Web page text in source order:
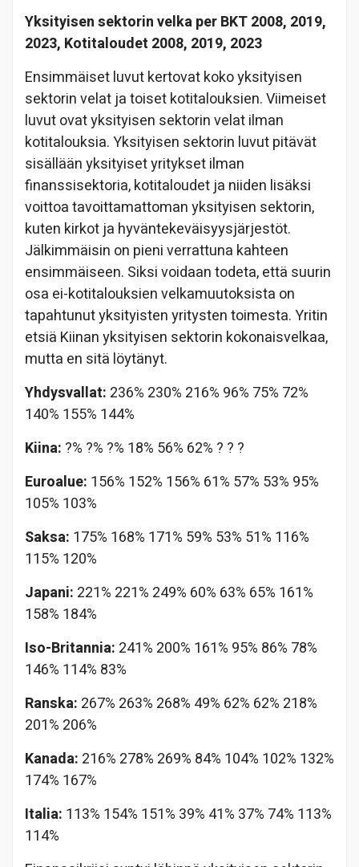
Yksityisen sektorin velka per BKT 2008, 2019,
2023, Kotitaloudet 2008, 2019, 2023
Ensimmäiset luvut kertovat koko yksityisen
sektorin velat ja toiset kotitalouksien. Viimeiset
luvut ovat yksityisen sektorin velat ilman
kotitalouksia. Yksityisen sektorin luvut pitävät
sisällään yksityiset yritykset ilman
finanssisektoria, kotitaloudet ja niiden lisäksi
voittoa tavoittamattoman yksityisen sektorin,
kuten kirkot ja hyväntekeväisyysjärjestöt.
Jälkimmäisin on pieni verrattuna kahteen
ensimmäiseen. Siksi voidaan todeta, että suurin
osa ei-kotitalouksien velkamuutoksista on
tapahtunut yksityisten yritysten toimesta. Yritin
etsiä Kiinan yksityisen sektorin kokonaisvelkaa,
mutta en sitä löytänyt.
Yhdysvallat: 236% 230% 216% 96% 75% 72%
140% 155% 144%
Kiina: ?% ?% ?% 18% 56% 62% ? ? ?
Euroalue: 156% 152% 156% 61% 57% 53% 95%
105% 103%
Saksa: 175% 168% 171% 59% 53% 51% 116%
115% 120%
Japani: 221% 221% 249% 60% 63% 65% 161%
158% 184%
Iso-Britannia: 241% 200% 161% 95% 86% 78%
146% 114% 83%
Ranska: 267% 263% 268% 49% 62% 62% 218%
201% 206%
Kanada: 216% 278% 269% 84% 104% 102% 132%
174% 167%
Italia: 113% 154% 151% 39% 41% 37% 74% 113%
114%